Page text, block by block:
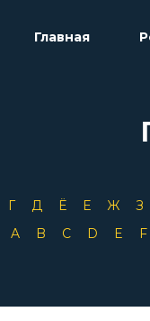
Главная
Г Д Ё Е Ж З
A B C D E